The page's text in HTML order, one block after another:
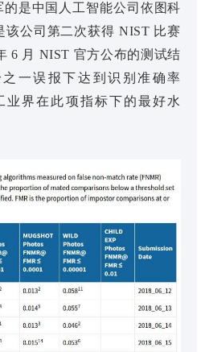
是中国人工智能公司依图科
该公司第二次获得 NIST 比赛
6 月 NIST 官方公布的测试结
一误报下达到识别准确率
业界在此项指标下的最好水